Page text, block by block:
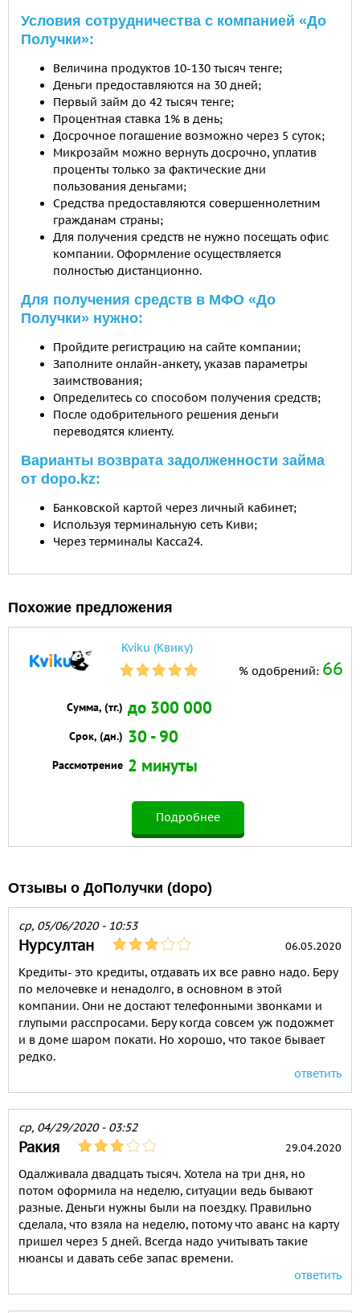
Условия сотрудничества с компанией «До
Получки»:
Величина продуктов 10-130 тысяч тенге;
Деньги предоставляются на 30 дней;
Первый займ до 42 тысяч тенге;
Процентная ставка 1% в день;
Досрочное погашение возможно через 5 суток;
Микрозайм можно вернуть досрочно, уплатив
проценты только за фактические дни
пользования деньгами;
Средства предоставляются совершеннолетним
гражданам страны;
Для получения средств не нужно посещать офис
компании. Оформление осуществляется
полностью дистанционно.
Для получения средств в МФО «До
Получки» нужно:
Пройдите регистрацию на сайте компании;
Заполните онлайн-анкету, указав параметры
заимствования;
Определитесь со способом получения средств;
После одобрительного решения деньги
переводятся клиенту.
Варианты возврата задолженности займа
от dopo.kz:
Банковской картой через личный кабинет;
Используя терминальную сеть Киви;
Через терминалы Касса24.
Похожие предложения
Kviku (Квику)
% одобрений: 66
Сумма, (тг.) до 300 000
Срок, (дн.) 30 - 90
Рассмотрение 2 минуты
Подробнее
Отзывы о ДоПолучки (dopo)
ср, 05/06/2020 - 10:53
Нурсултан 06.05.2020
Кредиты- это кредиты, отдавать их все равно надо. Беру
по мелочевке и ненадолго, в основном в этой
компании. Они не достают телефонными звонками и
глупыми расспросами. Беру когда совсем уж подожмет
и в доме шаром покати. Но хорошо, что такое бывает
редко.
ответить
ср, 04/29/2020 - 03:52
Ракия 29.04.2020
Одалживала двадцать тысяч. Хотела на три дня, но
потом оформила на неделю, ситуации ведь бывают
разные. Деньги нужны были на поездку. Правильно
сделала, что взяла на неделю, потому что аванс на карту
пришел через 5 дней. Всегда надо учитывать такие
нюансы и давать себе запас времени.
ответить